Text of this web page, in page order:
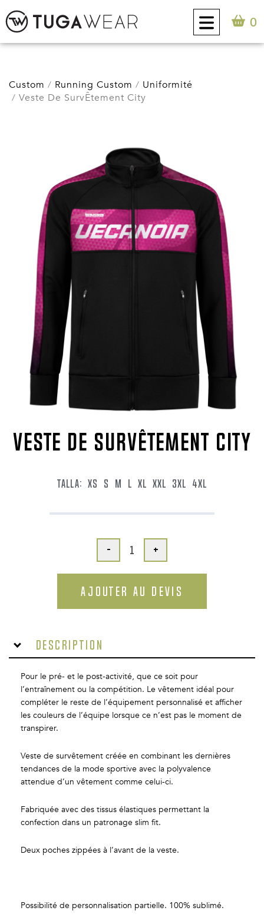
0
COLLECTION
FR 0
Custom Running Custom
Uniformité
Veste De SurvÊtement City
VESTE DE SURVÊTEMENT CITY
TALLA: XS S M L XL XXL 3XL 4XL
- +
AJOUTER AU DEVIS
Description
Pour le pré- et le post-activité, que ce soit pour
l’entraînement ou la compétition. Le vêtement idéal pour
compléter le reste de l’équipement personnalisé et afficher
les couleurs de l’équipe lorsque ce n’est pas le moment de
transpirer.
Veste de survêtement créée en combinant les dernières
tendances de la mode sportive avec la polyvalence
attendue d’un vêtement comme celui-ci.
Fabriquée avec des tissus élastiques permettant la
confection dans un patronage slim fit.
Deux poches zippées à l’avant de la veste.
Possibilité de personnalisation partielle. 100% sublimé.